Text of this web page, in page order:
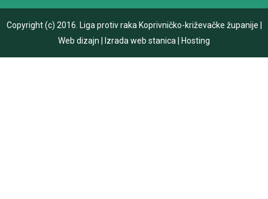
Copyright (c) 2016. Liga protiv raka Koprivničko-križevačke županije
Web dizajn
Izrada web stanica Hosting